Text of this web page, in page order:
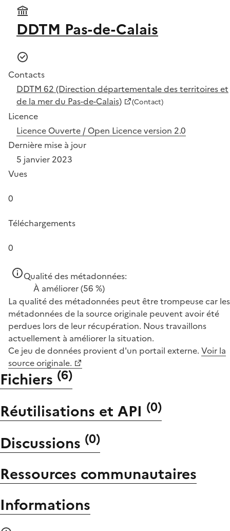
DDTM Pas-de-Calais
Contacts
DDTM 62 (Direction départementale des territoires et
de la mer du Pas-de-Calais)
(Contact)
Licence
Licence Ouverte / Open Licence version 2.0
Dernière mise à jour
5 janvier 2023
Vues
0
Téléchargements
0
Qualité des métadonnées:
À améliorer(56 %)
La qualité des métadonnées peut être trompeuse car les
métadonnées de la source originale peuvent avoir été
perdues lors de leur récupération. Nous travaillons
actuellement à améliorer la situation.
Ce jeu de données provient d'un portail externe. Voir la
source originale.
Fichiers (6)
Réutilisations et API (0)
Discussions (0)
Ressources communautaires
Informations